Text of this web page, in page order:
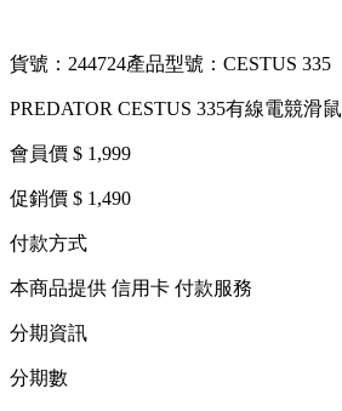
貨號：244724產品型號：CESTUS 335
PREDATOR CESTUS 335有線電競滑鼠
會員價 $ 1,999
促銷價 $ 1,490
付款方式
本商品提供 信用卡 付款服務
分期資訊
分期數